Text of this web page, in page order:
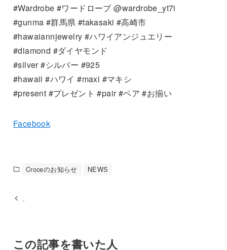
#Wardrobe #ワードローブ @wardrobe_yt7i
#gunma #群馬県 #takasaki #高崎市
#hawaiannjewelry #ハワイアンジュエリー
#diamond #ダイヤモンド
#silver #シルバー #925
#hawaii #ハワイ #maxi #マキシ
#present #プレゼント #pair #ペア #お揃い
Facebook
Croceのお知らせ NEWS
.
この記事を書いた人